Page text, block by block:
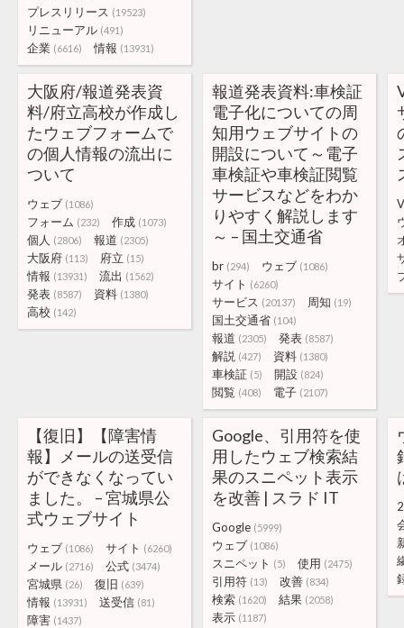
プレスリリース (19523)
リニューアル (491)
企業 (6616) 情報 (13931)
大阪府/報道発表資
料/府立高校が作成し
たウェブフォームで
の個人情報の流出に
ついて
ウェブ (1086)
フォーム (232) 作成 (1073)
個人 (2806) 報道 (2305)
大阪府 (113) 府立 (15)
情報 (13931) 流出 (1562)
発表 (8587) 資料 (1380)
高校 (142)
報道発表資料:車検証
電子化についての周
知用ウェブサイトの
開設について～電子
車検証や車検証閲覧
サービスなどをわか
りやすく解説します
～ – 国土交通省
br (294) ウェブ (1086)
サイト (6260)
サービス (20137) 周知 (19)
国土交通省 (104)
報道 (2305) 発表 (8587)
解説 (427) 資料 (1380)
車検証 (5) 開設 (824)
閲覧 (408) 電子 (2107)
【復旧】【障害情
報】メールの送受信
ができなくなってい
ました。 – 宮城県公
式ウェブサイト
ウェブ (1086) サイト (6260)
メール (2716) 公式 (3474)
宮城県 (26) 復旧 (639)
情報 (13931) 送受信 (81)
障害 (1437)
Google、引用符を使
用したウェブ検索結
果のスニペット表示
を改善 | スラド IT
Google (5999)
ウェブ (1086)
スニペット (5) 使用 (2475)
引用符 (13) 改善 (834)
検索 (1620) 結果 (2058)
表示 (1187)